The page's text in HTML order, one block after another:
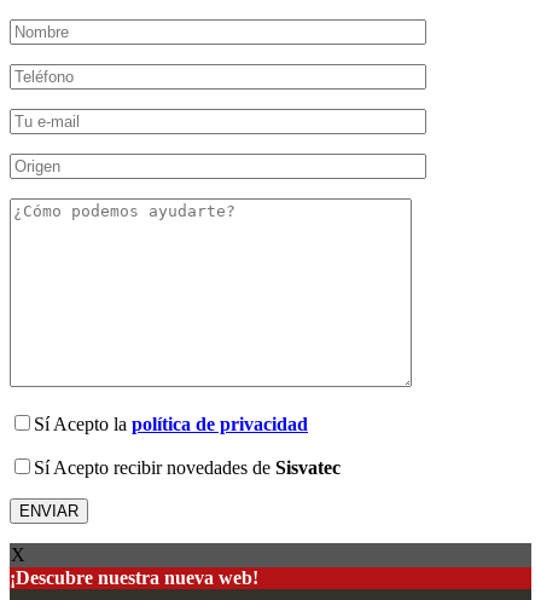
SíAcepto la política de privacidad
SíAcepto recibir novedades de Sisvatec
X
¡Descubre nuestra nueva web!